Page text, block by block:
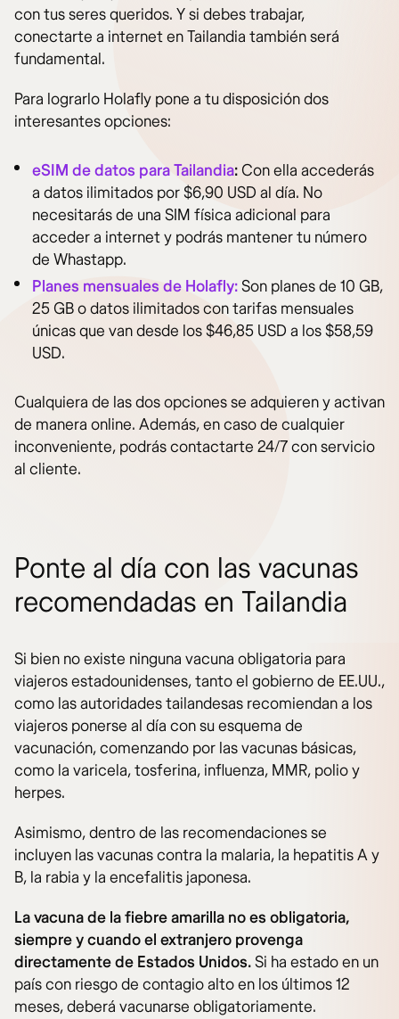
con tus seres queridos. Y si debes trabajar,
conectarte a internet en Tailandia también será
fundamental.
Para lograrlo Holafly pone a tu disposición dos
interesantes opciones:
eSIM de datos para Tailandia:Con ella accederás
a datos ilimitados por $6,90 USD al día. No
necesitarás de una SIM física adicional para
acceder a internet y podrás mantener tu número
de Whastapp.
Planes mensuales de Holafly:Son planes de 10 GB,
25 GB o datos ilimitados con tarifas mensuales
únicas que van desde los $46,85 USD a los $58,59
USD.
Cualquiera de las dos opciones se adquieren y activan
de manera online. Además, en caso de cualquier
inconveniente, podrás contactarte 24/7 con servicio
al cliente.
Ponte al día con las vacunas
recomendadas en Tailandia
Si bien no existe ninguna vacuna obligatoria para
viajeros estadounidenses, tanto el gobierno de EE.UU.,
como las autoridades tailandesas recomiendan a los
viajeros ponerse al día con su esquema de
vacunación, comenzando por las vacunas básicas,
como la varicela, tosferina, influenza, MMR, polio y
herpes.
Asimismo, dentro de las recomendaciones se
incluyen las vacunas contra la malaria, la hepatitis A y
B, la rabia y la encefalitis japonesa.
La vacuna de la fiebre amarilla no es obligatoria,
siempre y cuando el extranjero provenga
directamente de Estados Unidos.Si ha estado en un
país con riesgo de contagio alto en los últimos 12
meses, deberá vacunarse obligatoriamente.